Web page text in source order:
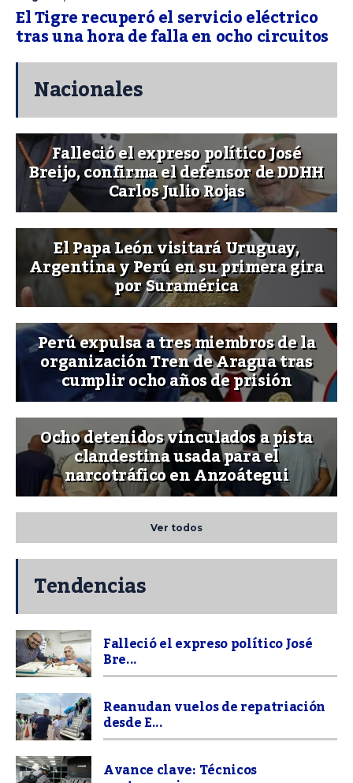
El Tigre recuperó el servicio eléctrico
tras una hora de falla en ocho circuitos
Nacionales
Falleció el expreso político José
Breijo, confirma el defensor de DDHH
Carlos Julio Rojas
El Papa León visitará Uruguay,
Argentina y Perú en su primera gira
por Suramérica
Perú expulsa a tres miembros de la
organización Tren de Aragua tras
cumplir ocho años de prisión
Ocho detenidos vinculados a pista
clandestina usada para el
narcotráfico en Anzoátegui
Ver todos
Tendencias
Falleció el expreso político José
Bre...
Reanudan vuelos de repatriación
desde E...
Avance clave: Técnicos